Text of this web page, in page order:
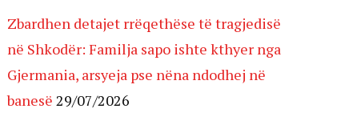
Zbardhen detajet rrëqethëse të tragjedisë
në Shkodër: Familja sapo ishte kthyer nga
Gjermania, arsyeja pse nëna ndodhej në
banesë 29/07/2026